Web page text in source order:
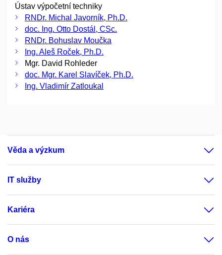
Ústav výpočetní techniky
RNDr. Michal Javorník, Ph.D.
doc. Ing. Otto Dostál, CSc.
RNDr. Bohuslav Moučka
Ing. Aleš Roček, Ph.D.
Mgr. David Rohleder
doc. Mgr. Karel Slavíček, Ph.D.
Ing. Vladimír Zatloukal
Věda a výzkum
IT služby
Kariéra
O nás